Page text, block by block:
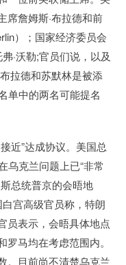
席詹姆斯·布拉德和前
）；国家经济委员会
·沃勒;官员们说，以及
拉德和苏默林是被添
单中的两名可能提名
近”达成协议。美国总
乌克兰问题上已“非常
总统普京的会晤地
宫高级官员称，特朗
员表示，会晤具体地点
马均在考虑范围内。
。目前尚不清楚乌克兰